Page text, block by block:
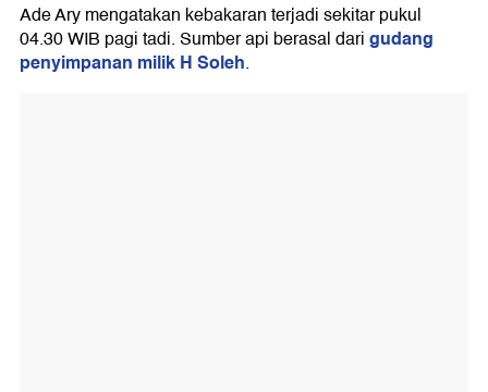
Ade Ary mengatakan kebakaran terjadi sekitar pukul
04.30 WIB pagi tadi. Sumber api berasal darigudang
penyimpanan milik H Soleh.